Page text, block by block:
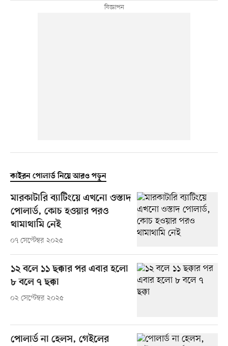
কাইরন পোলার্ড নিয়ে আরও পড়ুন
মারকাটারি ব্যাটিংয়ে এখনো ওস্তাদ
পোলার্ড, কোচ হওয়ার পরও
থামাথামি নেই
০৭ সেপ্টেম্বর ২০২৫
১২ বলে ১১ ছক্কার পর এবার হলো
৮ বলে ৭ ছক্কা
০২ সেপ্টেম্বর ২০২৫
পোলার্ড না হেলস, গেইলের